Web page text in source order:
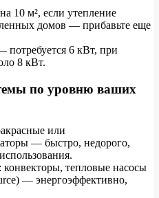
10 м², если утепление
домов — прибавьте еще
потребуется 6 кВт, при
8 кВт.
по уровню ваших
или
— быстро, недорого,
: конвекторы, тепловые насосы
— энергоэффективно,